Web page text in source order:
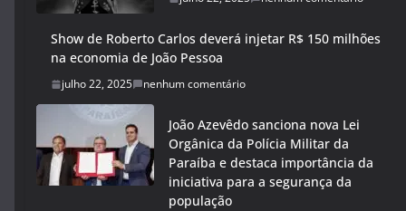
Show de Roberto Carlos deverá injetar R$ 150 milhões
na economia de João Pessoa
julho 22, 2025 nenhum comentário
João Azevêdo sanciona nova Lei
Orgânica da Polícia Militar da
Paraíba e destaca importância da
iniciativa para a segurança da
população